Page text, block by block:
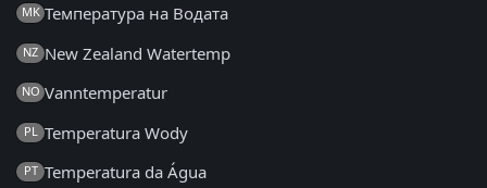
MK Температура на Водата
NZ New Zealand Watertemp
NO Vanntemperatur
PL Temperatura Wody
PT Temperatura da Água